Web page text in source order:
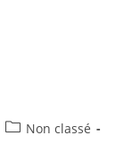
PostNon classé